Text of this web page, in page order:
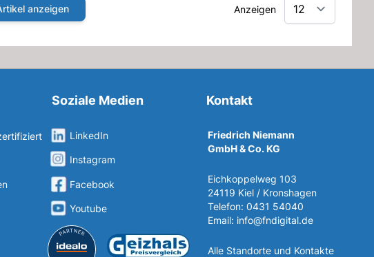
anzeigen Anzeigen
Soziale Medien
LinkedIn
Instagram
Facebook
Youtube
Kontakt
Friedrich Niemann
GmbH & Co. KG
Eichkoppelweg 103
24119 Kiel / Kronshagen
Telefon: 0431 54040
Email: info@fndigital.de
Alle Standorte und Kontakte